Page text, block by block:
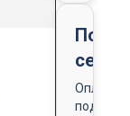
Оплата